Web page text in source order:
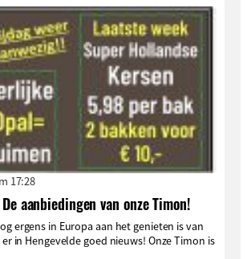
17:28
aanbiedingen van onze Timon!
ergens in Europa aan het genieten is van
in Hengevelde goed nieuws! Onze Timon is